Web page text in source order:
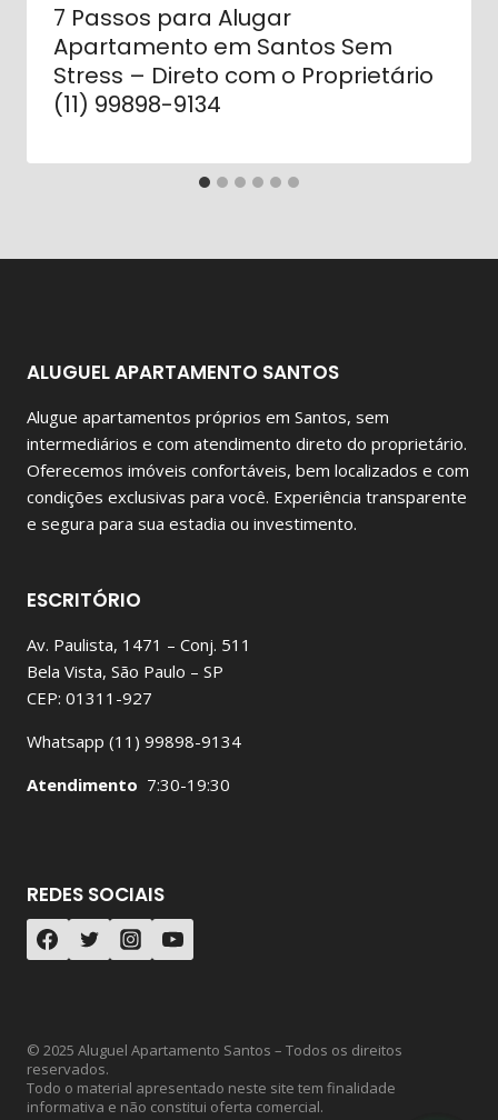
7 Passos para Alugar
Apartamento em Santos Sem
Stress – Direto com o Proprietário
(11) 99898-9134
ALUGUEL APARTAMENTO SANTOS
Alugue apartamentos próprios em Santos, sem
intermediários e com atendimento direto do proprietário.
Oferecemos imóveis confortáveis, bem localizados e com
condições exclusivas para você. Experiência transparente
e segura para sua estadia ou investimento.
ESCRITÓRIO
Av. Paulista, 1471 – Conj. 511
Bela Vista, São Paulo – SP
CEP: 01311-927
Whatsapp (11) 99898-9134
Atendimento 7:30-19:30
REDES SOCIAIS
© 2025 Aluguel Apartamento Santos – Todos os direitos
reservados.
Todo o material apresentado neste site tem finalidade
informativa e não constitui oferta comercial.